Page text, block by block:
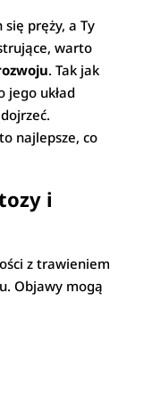
pręży, a Ty
warto
. Tak jak
jego układ
najlepsze, co
i
z trawieniem
Objawy mogą